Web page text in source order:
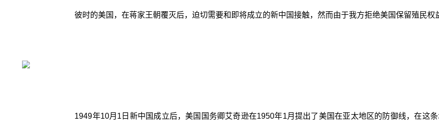
彼时的美国，在蒋家王朝覆灭后，迫切需要和即将成立的新中国接触，然而由于我方拒绝美国保留殖民
1949年10月1日新中国成立后，美国国务卿艾奇逊在1950年1月提出了美国在亚太地区的防御线，在这